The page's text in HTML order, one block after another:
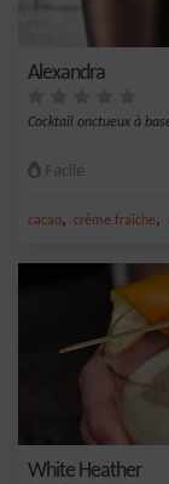
Alexandra
Cocktail onctueux à
Facile
cacao, crème fraîche,
White Heather